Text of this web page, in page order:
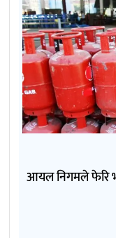
आयल निगमले फेरि